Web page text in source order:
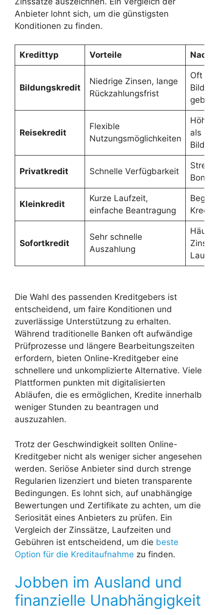
Anbieter lohnt sich, um die günstigsten
Konditionen zu finden.
Kredittyp Vorteile
Bildungskredit
Niedrige Zinsen, lange
Rückzahlungsfrist
Oft an
Reisekredit
Flexible
Nutzungsmöglichkeiten
als
Privatkredit Schnelle Verfügbarkeit
Kleinkredit
Kurze Laufzeit,
einfache Beantragung
Sofortkredit
Sehr schnelle
Auszahlung
Häufig
Die Wahl des passenden Kreditgebers ist
entscheidend, um faire Konditionen und
zuverlässige Unterstützung zu erhalten.
Während traditionelle Banken oft aufwändige
Prüfprozesse und längere Bearbeitungszeiten
erfordern, bieten Online-Kreditgeber eine
schnellere und unkomplizierte Alternative. Viele
Plattformen punkten mit digitalisierten
Abläufen, die es ermöglichen, Kredite innerhalb
weniger Stunden zu beantragen und
auszuzahlen.
Trotz der Geschwindigkeit sollten Online-
Kreditgeber nicht als weniger sicher angesehen
werden. Seriöse Anbieter sind durch strenge
Regularien lizenziert und bieten transparente
Bedingungen. Es lohnt sich, auf unabhängige
Bewertungen und Zertifikate zu achten, um die
Seriosität eines Anbieters zu prüfen. Ein
Vergleich der Zinssätze, Laufzeiten und
Gebühren ist entscheidend, um die beste
Option für die Kreditaufnahme zu finden.
Jobben im Ausland und
finanzielle Unabhängigkeit